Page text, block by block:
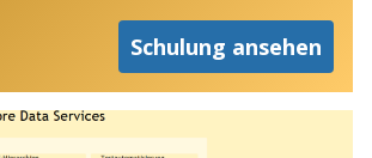
Schulung ansehen